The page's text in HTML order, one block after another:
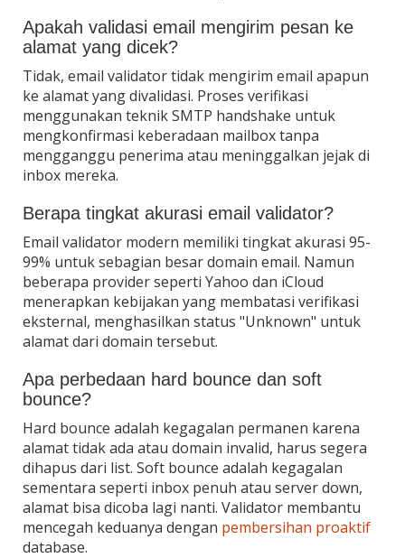
Apakah validasi email mengirim pesan ke
alamat yang dicek?
Tidak, email validator tidak mengirim email apapun
ke alamat yang divalidasi. Proses verifikasi
menggunakan teknik SMTP handshake untuk
mengkonfirmasi keberadaan mailbox tanpa
mengganggu penerima atau meninggalkan jejak di
inbox mereka.
Berapa tingkat akurasi email validator?
Email validator modern memiliki tingkat akurasi 95-
99% untuk sebagian besar domain email. Namun
beberapa provider seperti Yahoo dan iCloud
menerapkan kebijakan yang membatasi verifikasi
eksternal, menghasilkan status "Unknown" untuk
alamat dari domain tersebut.
Apa perbedaan hard bounce dan soft
bounce?
Hard bounce adalah kegagalan permanen karena
alamat tidak ada atau domain invalid, harus segera
dihapus dari list. Soft bounce adalah kegagalan
sementara seperti inbox penuh atau server down,
alamat bisa dicoba lagi nanti. Validator membantu
mencegah keduanya dengan pembersihan proaktif
database.